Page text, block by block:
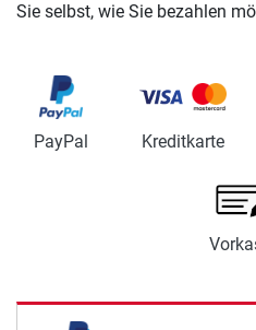
Sie selbst, wie Sie bezahlen
PayPal Kreditkarte